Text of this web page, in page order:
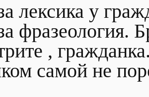
лексика у
фразеология.
,
самой не